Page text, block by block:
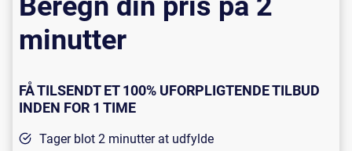
minutter
FÅ TILSENDT ET 100% UFORPLIGTENDE TILBUD
INDEN FOR 1 TIME
Tager blot 2 minutter at udfylde